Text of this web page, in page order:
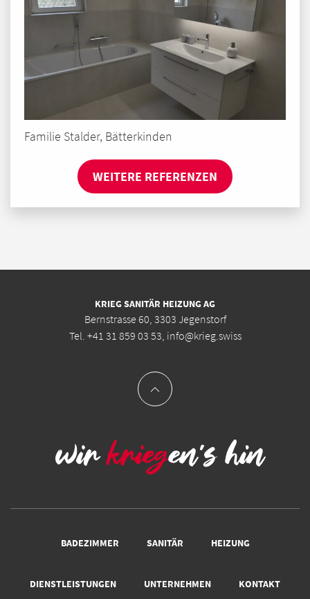
Familie Stalder, Bätterkinden
WEITERE REFERENZEN
KRIEG SANITÄR HEIZUNG AG
Bernstrasse 60, 3303 Jegenstorf
Tel. +41 31 859 03 53, info@krieg.swiss
BADEZIMMER SANITÄR HEIZUNG
DIENSTLEISTUNGEN UNTERNEHMEN KONTAKT